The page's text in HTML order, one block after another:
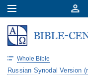
Whole Bible
Russian Synodal Version